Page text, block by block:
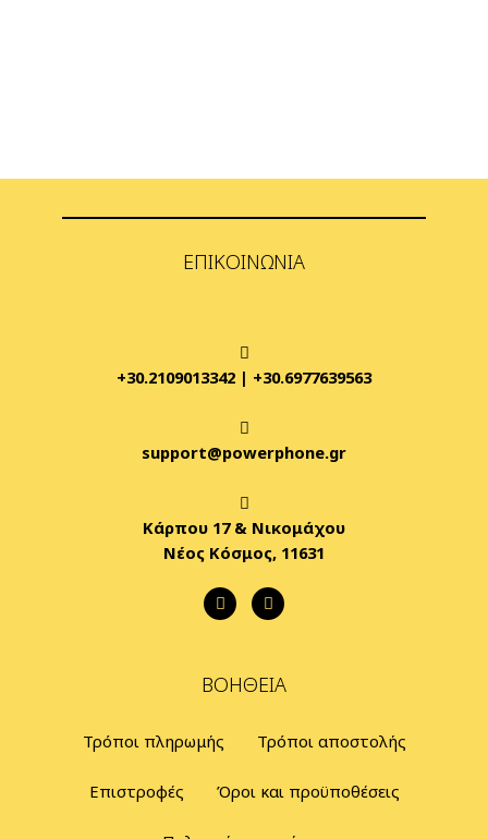
ΕΠΙΚΟΙΝΩΝΊΑ
+30.2109013342 | +30.6977639563
support@powerphone.gr
Κάρπου 17 & Νικομάχου
Νέος Κόσμος, 11631
ΒΟΉΘΕΙΑ
Τρόποι πληρωμής Τρόποι αποστολής
Επιστροφές Όροι και προϋποθέσεις